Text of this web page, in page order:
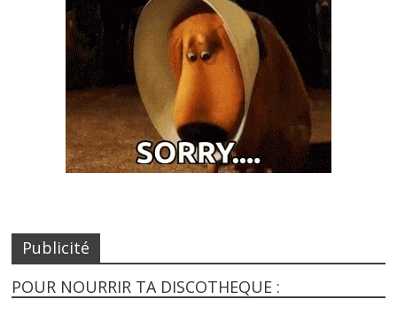
Publicité
POUR NOURRIR TA DISCOTHEQUE :